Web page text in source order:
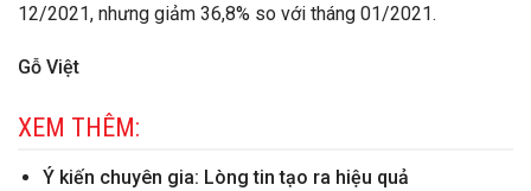
12/2021, nhưng giảm 36,8% so với tháng 01/2021.
Gỗ Việt
XEM THÊM:
Ý kiến chuyên gia: Lòng tin tạo ra hiệu quả